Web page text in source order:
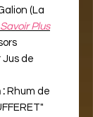
(La
Plus
Jus de
: Rhum de